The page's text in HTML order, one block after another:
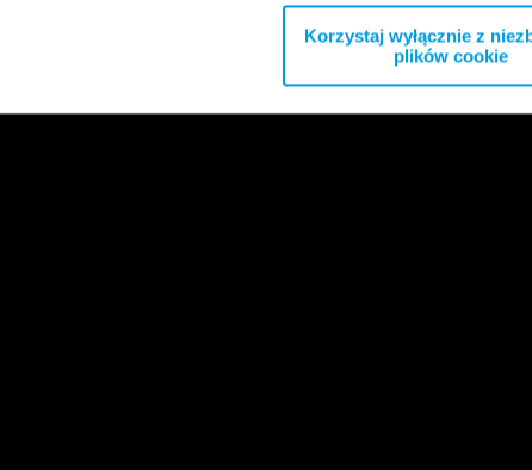
Korzystaj wyłącznie z
plików cookie